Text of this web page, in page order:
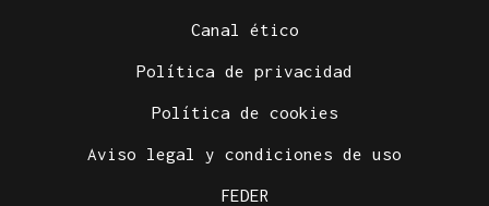
Canal ético
Política de privacidad
Política de cookies
Aviso legal y condiciones de uso
FEDER